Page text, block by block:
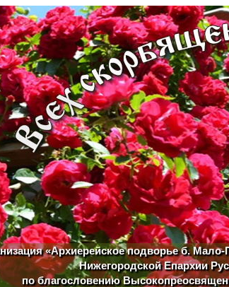
«Архиерейское подворье б.
Нижегородской Епархии
по благословению